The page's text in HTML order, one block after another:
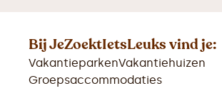
Bij JeZoektIetsLeuks vind je:
VakantieparkenVakantiehuizen
Groepsaccommodaties